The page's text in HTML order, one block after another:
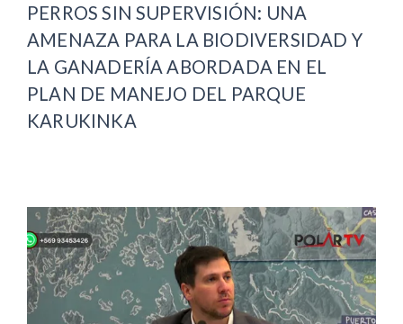
PERROS SIN SUPERVISIÓN: UNA
AMENAZA PARA LA BIODIVERSIDAD Y
LA GANADERÍA ABORDADA EN EL
PLAN DE MANEJO DEL PARQUE
KARUKINKA